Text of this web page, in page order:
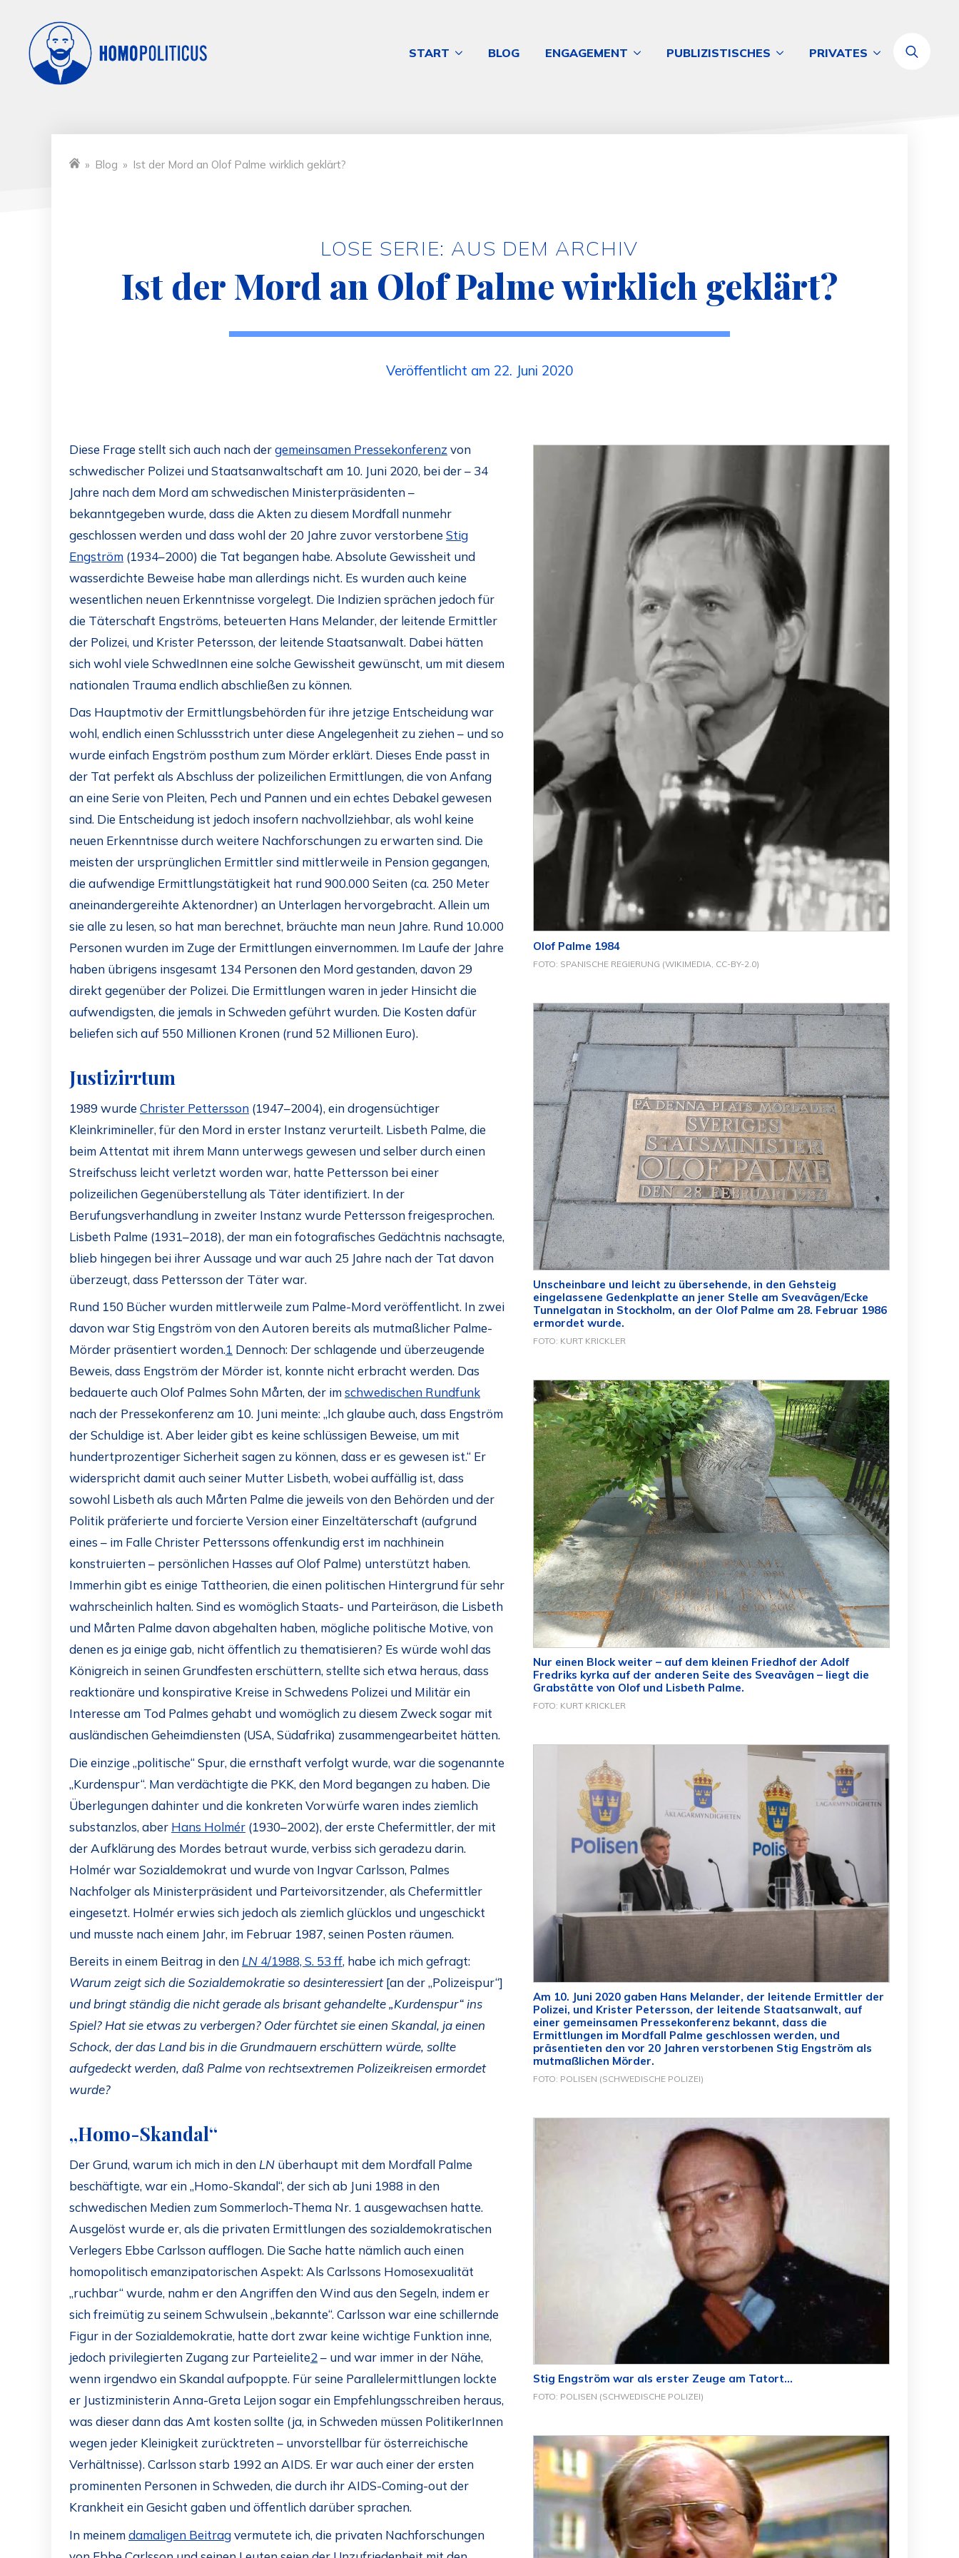
START BLOG ENGAGEMENT PUBLIZISTISCHES PRIVATES
» Blog » Ist der Mord an Olof Palme wirklich geklärt?
LOSE SERIE: AUS DEM ARCHIV
Ist der Mord an Olof Palme wirklich geklärt?
Veröffentlicht am 22. Juni 2020
Olof Palme 1984
FOTO: SPANISCHE REGIERUNG (WIKIMEDIA, CC-BY-2.0)
Unscheinbare und leicht zu übersehende, in den Gehsteig
eingelassene Gedenkplatte an jener Stelle am Sveavägen/Ecke
Tunnelgatan in Stockholm, an der Olof Palme am 28. Februar 1986
ermordet wurde.
FOTO: KURT KRICKLER
Nur einen Block weiter – auf dem kleinen Friedhof der Adolf
Fredriks kyrka auf der anderen Seite des Sveavägen – liegt die
Grabstätte von Olof und Lisbeth Palme.
FOTO: KURT KRICKLER
Am 10. Juni 2020 gaben Hans Melander, der leitende Ermittler der
Polizei, und Krister Petersson, der leitende Staatsanwalt, auf
einer gemeinsamen Pressekonferenz bekannt, dass die
Ermittlungen im Mordfall Palme geschlossen werden, und
präsentieten den vor 20 Jahren verstorbenen Stig Engström als
mutmaßlichen Mörder.
FOTO: POLISEN (SCHWEDISCHE POLIZEI)
Stig Engström war als erster Zeuge am Tatort...
FOTO: POLISEN (SCHWEDISCHE POLIZEI)
Diese Frage stellt sich auch nach dergemeinsamen Pressekonferenz von
schwedischer Polizei und Staatsanwaltschaft am 10. Juni 2020, bei der – 34
Jahre nach dem Mord am schwedischen Ministerpräsidenten –
bekanntgegeben wurde, dass die Akten zu diesem Mordfall nunmehr
geschlossen werden und dass wohl der 20 Jahre zuvor verstorbene Stig
Engström (1934–2000) die Tat begangen habe. Absolute Gewissheit und
wasserdichte Beweise habe man allerdings nicht. Es wurden auch keine
wesentlichen neuen Erkenntnisse vorgelegt. Die Indizien sprächen jedoch für
die Täterschaft Engströms, beteuerten Hans Melander, der leitende Ermittler
der Polizei, und Krister Petersson, der leitende Staatsanwalt. Dabei hätten
sich wohl viele SchwedInnen eine solche Gewissheit gewünscht, um mit diesem
nationalen Trauma endlich abschließen zu können.
Das Hauptmotiv der Ermittlungsbehörden für ihre jetzige Entscheidung war
wohl, endlich einen Schlussstrich unter diese Angelegenheit zu ziehen – und so
wurde einfach Engström posthum zum Mörder erklärt. Dieses Ende passt in
der Tat perfekt als Abschluss der polizeilichen Ermittlungen, die von Anfang
an eine Serie von Pleiten, Pech und Pannen und ein echtes Debakel gewesen
sind. Die Entscheidung ist jedoch insofern nachvollziehbar, als wohl keine
neuen Erkenntnisse durch weitere Nachforschungen zu erwarten sind. Die
meisten der ursprünglichen Ermittler sind mittlerweile in Pension gegangen,
die aufwendige Ermittlungstätigkeit hat rund 900.000 Seiten (ca. 250 Meter
aneinandergereihte Aktenordner) an Unterlagen hervorgebracht. Allein um
sie alle zu lesen, so hat man berechnet, bräuchte man neun Jahre. Rund 10.000
Personen wurden im Zuge der Ermittlungen einvernommen. Im Laufe der Jahre
haben übrigens insgesamt 134 Personen den Mord gestanden, davon 29
direkt gegenüber der Polizei. Die Ermittlungen waren in jeder Hinsicht die
aufwendigsten, die jemals in Schweden geführt wurden. Die Kosten dafür
beliefen sich auf 550 Millionen Kronen (rund 52 Millionen Euro).
Justizirrtum
1989 wurde Christer Pettersson (1947–2004), ein drogensüchtiger
Kleinkrimineller, für den Mord in erster Instanz verurteilt. Lisbeth Palme, die
beim Attentat mit ihrem Mann unterwegs gewesen und selber durch einen
Streifschuss leicht verletzt worden war, hatte Pettersson bei einer
polizeilichen Gegenüberstellung als Täter identifiziert. In der
Berufungsverhandlung in zweiter Instanz wurde Pettersson freigesprochen.
Lisbeth Palme (1931–2018), der man ein fotografisches Gedächtnis nachsagte,
blieb hingegen bei ihrer Aussage und war auch 25 Jahre nach der Tat davon
überzeugt, dass Pettersson der Täter war.
Rund 150 Bücher wurden mittlerweile zum Palme-Mord veröffentlicht. In zwei
davon war Stig Engström von den Autoren bereits als mutmaßlicher Palme-
Mörder präsentiert worden.1 Dennoch: Der schlagende und überzeugende
Beweis, dass Engström der Mörder ist, konnte nicht erbracht werden. Das
bedauerte auch Olof Palmes Sohn Mårten, der imschwedischen Rundfunk
nach der Pressekonferenz am 10. Juni meinte: „Ich glaube auch, dass Engström
der Schuldige ist. Aber leider gibt es keine schlüssigen Beweise, um mit
hundertprozentiger Sicherheit sagen zu können, dass er es gewesen ist.“ Er
widerspricht damit auch seiner Mutter Lisbeth, wobei auffällig ist, dass
sowohl Lisbeth als auch Mårten Palme die jeweils von den Behörden und der
Politik präferierte und forcierte Version einer Einzeltäterschaft (aufgrund
eines – im Falle Christer Petterssons offenkundig erst im nachhinein
konstruierten – persönlichen Hasses auf Olof Palme) unterstützt haben.
Immerhin gibt es einige Tattheorien, die einen politischen Hintergrund für sehr
wahrscheinlich halten. Sind es womöglich Staats- und Parteiräson, die Lisbeth
und Mårten Palme davon abgehalten haben, mögliche politische Motive, von
denen es ja einige gab, nicht öffentlich zu thematisieren? Es würde wohl das
Königreich in seinen Grundfesten erschüttern, stellte sich etwa heraus, dass
reaktionäre und konspirative Kreise in Schwedens Polizei und Militär ein
Interesse am Tod Palmes gehabt und womöglich zu diesem Zweck sogar mit
ausländischen Geheimdiensten (USA, Südafrika) zusammengearbeitet hätten.
Die einzige „politische“ Spur, die ernsthaft verfolgt wurde, war die sogenannte
„Kurdenspur“. Man verdächtigte die PKK, den Mord begangen zu haben. Die
Überlegungen dahinter und die konkreten Vorwürfe waren indes ziemlich
substanzlos, aber Hans Holmér (1930–2002), der erste Chefermittler, der mit
der Aufklärung des Mordes betraut wurde, verbiss sich geradezu darin.
Holmér war Sozialdemokrat und wurde von Ingvar Carlsson, Palmes
Nachfolger als Ministerpräsident und Parteivorsitzender, als Chefermittler
eingesetzt. Holmér erwies sich jedoch als ziemlich glücklos und ungeschickt
und musste nach einem Jahr, im Februar 1987, seinen Posten räumen.
Bereits in einem Beitrag in denLN 4/1988, S. 53 ff, habe ich mich gefragt:
Warum zeigt sich die Sozialdemokratie so desinteressiert[an der „Polizeispur“]
und bringt ständig die nicht gerade als brisant gehandelte „Kurdenspur“ ins
Spiel? Hat sie etwas zu verbergen? Oder fürchtet sie einen Skandal, ja einen
Schock, der das Land bis in die Grundmauern erschüttern würde, sollte
aufgedeckt werden, daß Palme von rechtsextremen Polizeikreisen ermordet
wurde?
„Homo-Skandal“
Der Grund, warum ich mich in denLN überhaupt mit dem Mordfall Palme
beschäftigte, war ein „Homo-Skandal“, der sich ab Juni 1988 in den
schwedischen Medien zum Sommerloch-Thema Nr. 1 ausgewachsen hatte.
Ausgelöst wurde er, als die privaten Ermittlungen des sozialdemokratischen
Verlegers Ebbe Carlsson aufflogen. Die Sache hatte nämlich auch einen
homopolitisch emanzipatorischen Aspekt: Als Carlssons Homosexualität
„ruchbar“ wurde, nahm er den Angriffen den Wind aus den Segeln, indem er
sich freimütig zu seinem Schwulsein „bekannte“. Carlsson war eine schillernde
Figur in der Sozialdemokratie, hatte dort zwar keine wichtige Funktion inne,
jedoch privilegierten Zugang zur Parteielite2– und war immer in der Nähe,
wenn irgendwo ein Skandal aufpoppte. Für seine Parallelermittlungen lockte
er Justizministerin Anna-Greta Leijon sogar ein Empfehlungsschreiben heraus,
was dieser dann das Amt kosten sollte (ja, in Schweden müssen PolitikerInnen
wegen jeder Kleinigkeit zurücktreten – unvorstellbar für österreichische
Verhältnisse). Carlsson starb 1992 an AIDS. Er war auch einer der ersten
prominenten Personen in Schweden, die durch ihr AIDS-Coming-out der
Krankheit ein Gesicht gaben und öffentlich darüber sprachen.
In meinemdamaligen Beitragvermutete ich, die privaten Nachforschungen